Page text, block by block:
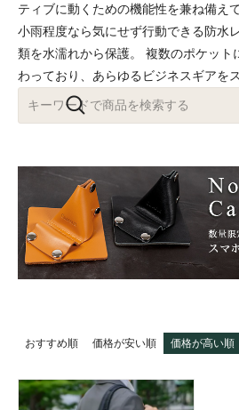
ティブに動くための機能性を兼ね備え
小雨程度なら気にせず行動できる防水
類を水濡れから保護。 複数のポケット
わっており、あらゆるビジネスギアを
おすすめ順 価格が安い順 価格が高い順